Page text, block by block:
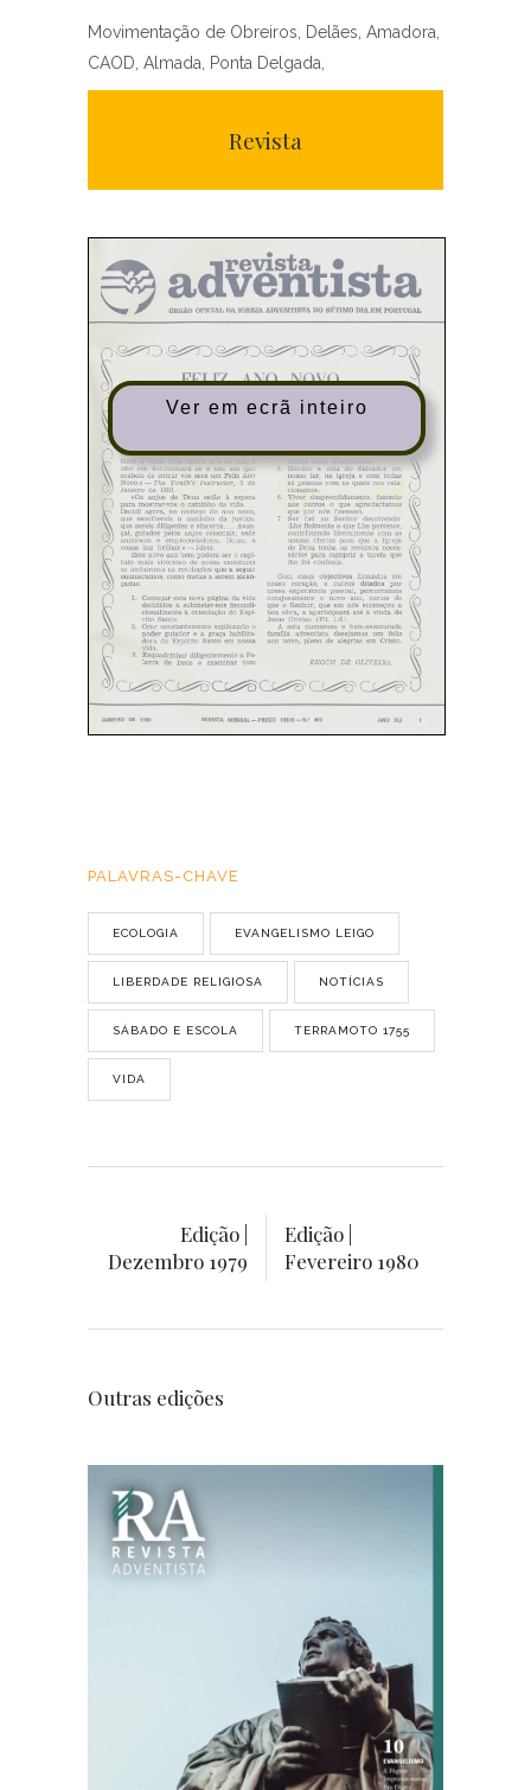
Movimentação de Obreiros, Delães, Amadora,
CAOD, Almada, Ponta Delgada,
Revista
Ver em ecrã inteiro
PALAVRAS-CHAVE
ECOLOGIA EVANGELISMO LEIGO
LIBERDADE RELIGIOSA NOTÍCIAS
SÁBADO E ESCOLA TERRAMOTO 1755
VIDA
Edição |
Dezembro 1979
Edição |
Fevereiro 1980
Outras edições